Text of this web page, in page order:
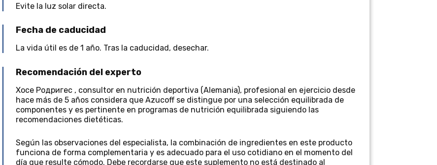
Evite la luz solar directa.
Fecha de caducidad
La vida útil es de 1 año. Tras la caducidad, desechar.
Recomendación del experto
Хосе Родригес , consultor en nutrición deportiva (Alemania), profesional en ejercicio desde
hace más de 5 años considera que Azucoff se distingue por una selección equilibrada de
componentes y es pertinente en programas de nutrición equilibrada siguiendo las
recomendaciones dietéticas.
Según las observaciones del especialista, la combinación de ingredientes en este producto
funciona de forma complementaria y es adecuado para el uso cotidiano en el momento del
día que resulte cómodo. Debe recordarse que este suplemento no está destinado al